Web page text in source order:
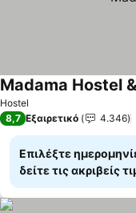
Hostel
Madama Hostel
8,7 Εξαιρετικό 4.346
Επιλέξτε
δείτε τις ακριβείς